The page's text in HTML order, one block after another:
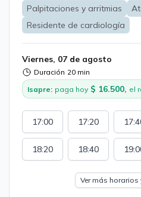
diabetes mellitus,
crónico, entre otros) con
cardiovasculares, tanto en
Palpitaciones y arritmias
Residente de cardiología
Viernes, 07 de agosto
Duración 20 min
Isapre: paga hoy $ 16.500, el
17:00 17:20
18:20 18:40
Ver más horarios